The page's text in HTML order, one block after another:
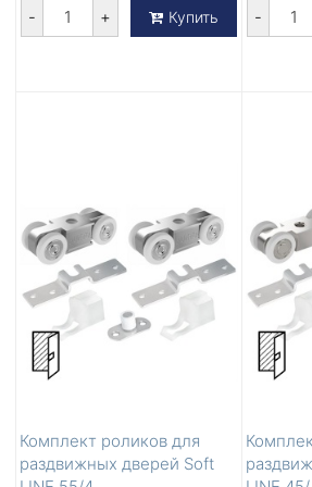
- + Купить -
Комплект роликов для
раздвижных дверей Soft